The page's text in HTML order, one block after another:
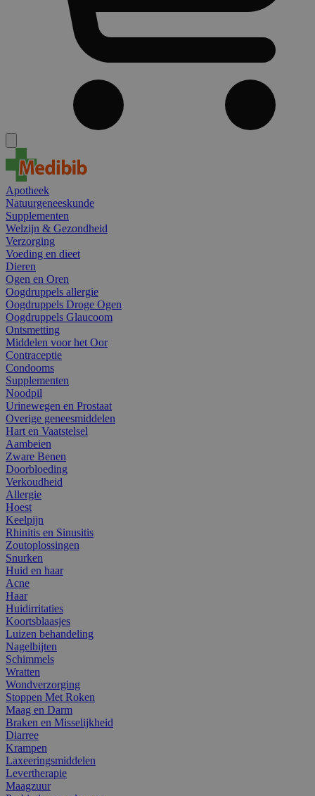
Apotheek
Natuurgeneeskunde
Supplementen
Welzijn & Gezondheid
Verzorging
Voeding en dieet
Dieren
Ogen en Oren
Oogdruppels allergie
Oogdruppels Droge Ogen
Oogdruppels Glaucoom
Ontsmetting
Middelen voor het Oor
Contraceptie
Condooms
Supplementen
Noodpil
Urinewegen en Prostaat
Overige geneesmiddelen
Hart en Vaatstelsel
Aambeien
Zware Benen
Doorbloeding
Verkoudheid
Allergie
Hoest
Keelpijn
Rhinitis en Sinusitis
Zoutoplossingen
Snurken
Huid en haar
Acne
Haar
Huidirritaties
Koortsblaasjes
Luizen behandeling
Nagelbijten
Schimmels
Wratten
Wondverzorging
Stoppen Met Roken
Maag en Darm
Braken en Misselijkheid
Diarree
Krampen
Laxeeringsmiddelen
Levertherapie
Maagzuur